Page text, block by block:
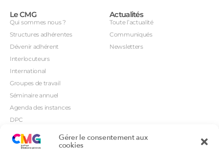
Gérer le consentement aux
cookies
Le CMG
Qui sommes nous ?
Structures adhérentes
Dévenir adhérent
Interlocuteurs
International
Groupes de travail
Séminaire annuel
Agenda des instances
DPC
Orientations prioritaires
Actualités
Toute l’actualité
Communiqués
Newsletters